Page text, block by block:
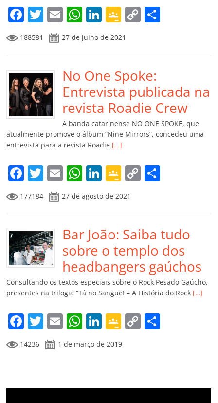
m
F
a
c
e
b
o
o
k
T
w
itt
er
E
m
ai
l
W
h
at
s
A
p
p
Li
n
k
e
dI
n
G
o
o
gl
e
Cl
a
ss
ro
o
m
C
y
Li
n
k
p
til
h
ar
188581 27 de julho de 2021
No One Spoke:
Entrevista publicada na
revista Roadie Crew
A banda catarinense NO ONE SPOKE, que
atualmente promove o álbum “Nine Mirrors”, concedeu uma
entrevista para a revista Roadie […]
F
a
c
e
b
o
o
k
T
w
itt
er
E
m
ai
l
W
at
s
A
p
p
Li
n
k
e
dI
n
G
o
o
gl
e
Cl
a
ss
ro
o
m
C
y
Li
n
k
p
ar
til
h
ar
177184 27 de agosto de 2021
Bar João: Saiba tudo
sobre o templo dos
headbangers gaúchos
Consultando os textos especiais sobre o Rock Pesado Gaúcho,
presentes na trilogia “Tá no Sangue! – A História do Rock […]
F
a
c
b
T
w
itt
E
m
ai
W
at
A
Li
n
k
dI
G
o
o
e
C
Li ar
14236 1 de março de 2019